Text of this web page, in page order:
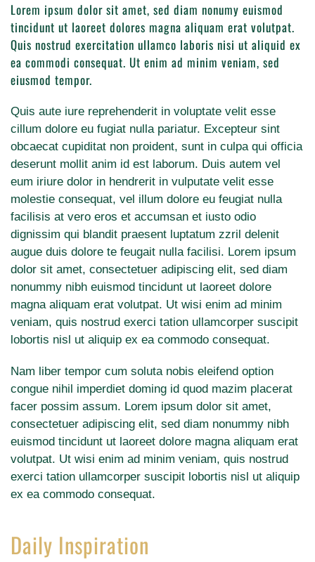
Lorem ipsum dolor sit amet, sed diam nonumy euismod
tincidunt ut laoreet dolores magna aliquam erat volutpat.
Quis nostrud exercitation ullamco laboris nisi ut aliquid ex
ea commodi consequat. Ut enim ad minim veniam, sed
eiusmod tempor.
Quis aute iure reprehenderit in voluptate velit esse
cillum dolore eu fugiat nulla pariatur. Excepteur sint
obcaecat cupiditat non proident, sunt in culpa qui officia
deserunt mollit anim id est laborum. Duis autem vel
eum iriure dolor in hendrerit in vulputate velit esse
molestie consequat, vel illum dolore eu feugiat nulla
facilisis at vero eros et accumsan et iusto odio
dignissim qui blandit praesent luptatum zzril delenit
augue duis dolore te feugait nulla facilisi. Lorem ipsum
dolor sit amet, consectetuer adipiscing elit, sed diam
nonummy nibh euismod tincidunt ut laoreet dolore
magna aliquam erat volutpat. Ut wisi enim ad minim
veniam, quis nostrud exerci tation ullamcorper suscipit
lobortis nisl ut aliquip ex ea commodo consequat.
Nam liber tempor cum soluta nobis eleifend option
congue nihil imperdiet doming id quod mazim placerat
facer possim assum. Lorem ipsum dolor sit amet,
consectetuer adipiscing elit, sed diam nonummy nibh
euismod tincidunt ut laoreet dolore magna aliquam erat
volutpat. Ut wisi enim ad minim veniam, quis nostrud
exerci tation ullamcorper suscipit lobortis nisl ut aliquip
ex ea commodo consequat.
Daily Inspiration